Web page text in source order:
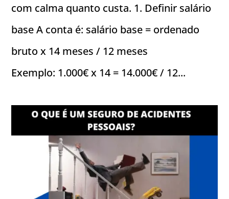
com calma quanto custa. 1. Definir salário
base A conta é: salário base = ordenado
bruto x 14 meses / 12 meses
Exemplo: 1.000€ x 14 = 14.000€ / 12...